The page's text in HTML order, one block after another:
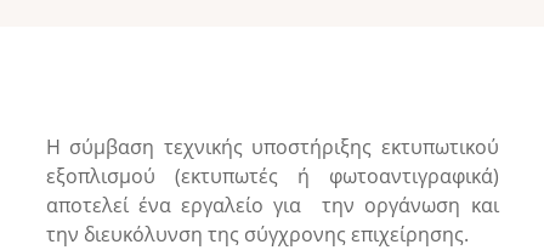
Η σύμβαση τεχνικής υποστήριξης εκτυπωτικού
εξοπλισμού (εκτυπωτές ή φωτοαντιγραφικά)
αποτελεί ένα εργαλείο για την οργάνωση και
την διευκόλυνση της σύγχρονης επιχείρησης.